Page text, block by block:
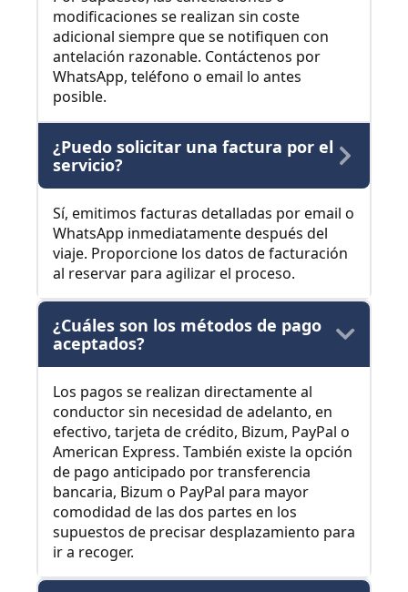
modificaciones se realizan sin coste
adicional siempre que se notifiquen con
antelación razonable. Contáctenos por
WhatsApp, teléfono o email lo antes
posible.
¿Puedo solicitar una factura por el
servicio?
Sí, emitimos facturas detalladas por email o
WhatsApp inmediatamente después del
viaje. Proporcione los datos de facturación
al reservar para agilizar el proceso.
¿Cuáles son los métodos de pago
aceptados?
Los pagos se realizan directamente al
conductor sin necesidad de adelanto, en
efectivo, tarjeta de crédito, Bizum, PayPal o
American Express. También existe la opción
de pago anticipado por transferencia
bancaria, Bizum o PayPal para mayor
comodidad de las dos partes en los
supuestos de precisar desplazamiento para
ir a recoger.